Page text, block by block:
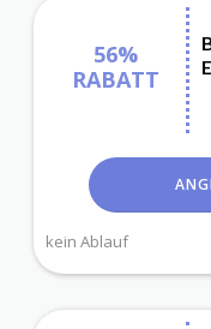
56%
RABATT
kein Ablauf